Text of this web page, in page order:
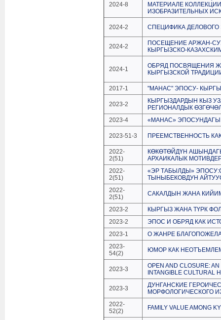
2024-8
МАТЕРИАЛЕ
ИЗОБРАЗИТЕЛЬНЫХ
2024-2 СПЕЦИФИКА ДЕЛОВОГО
2024-2
ПОСЕЩЕНИЕ АРЖАН-
КЫРГЫЗСКО-
2024-1
ОБРЯД ПОСВЯЩЕНИЯ
КЫРГЫЗСКОЙ
2017-1 "МАНАС" ЭПОСУ-
2023-2
КЫРГЫЗДАРДЫН КЫЗ
РЕГИОНАЛДЫК
2023-4
«МАНАС»
2023-51-3 ПРЕЕМСТВЕННОСТЬ
2022-
2(51)
КӨКӨТӨЙДҮН
АРХАИКАЛЫК
2022-
2(51)
«ЭР ТАБЫЛДЫ»
ТЫНЫБЕКОВДУН
2022-
2(51)
САКАЛДЫН ЖАНА
2023-2
КЫРГЫЗ ЖАНА ТҮРК
2023-2
ЭПОС И ОБРЯД КАК
2023-1
О ЖАНРЕ
2023-
54(2)
ЮМОР КАК
2023-3
OPEN AND CLOSURE:
INTANGIBLE CULTURAL
2023-3
ДУНГАНСКИЕ
МОРФОЛОГИЧЕСКОГО
2022-
52(2)
FAMILY VALUE AMONG